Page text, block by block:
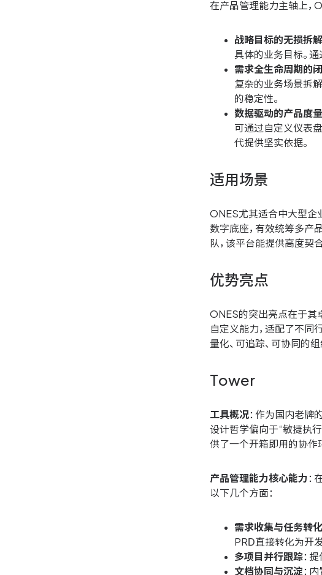
在产品管理能力主轴上，
战略目标的无损拆解
具体的业务目标。
需求全生命周期的闭
复杂的业务场景拆
的稳定性。
数据驱动的产品度量
可通过自定义仪表
代提供坚实依据。
适用场景
ONES尤其适合中大型企
数字底座，有效统筹多产
队，该平台能提供高度契
优势亮点
ONES的突出亮点在于其
自定义能力，适配了不同
量化、可追踪、可协同的
Tower
工具概况：作为国内老牌
设计哲学偏向于“敏捷执
供了一个开箱即用的协作
产品管理能力核心能力 ：
以下几个方面：
需求收集与任务转化
PRD直接转化为开发
多项目并行跟踪：
文档协同与沉淀 ：